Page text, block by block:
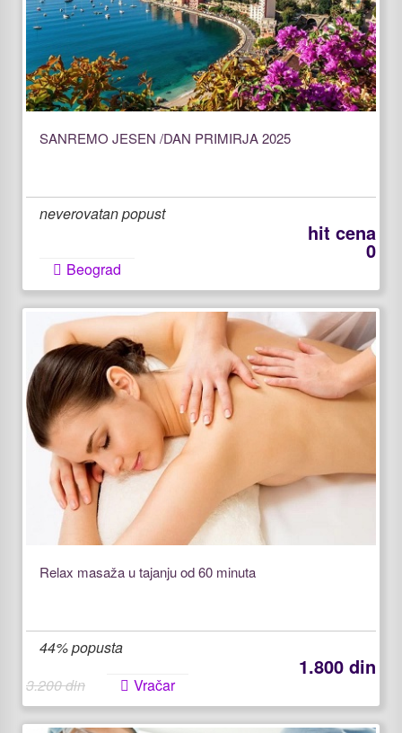
SANREMO JESEN /DAN PRIMIRJA 2025
neverovatan popust
hit cena
0
Beograd
Relax masaža u tajanju od 60 minuta
44% popusta
1.800 din
3.200 din Vračar